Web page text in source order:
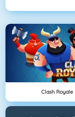
Clash Royale